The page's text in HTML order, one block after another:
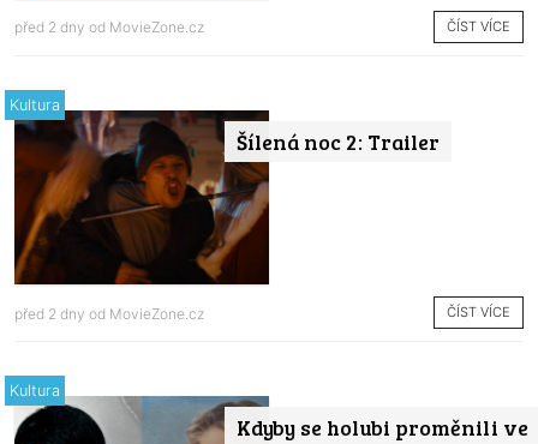
před 2 dny od MovieZone.cz ČÍST VÍCE
Šílená noc 2: Trailer
Kultura
před 2 dny od MovieZone.cz ČÍST VÍCE
Kdyby se holubi proměnili ve
Kultura